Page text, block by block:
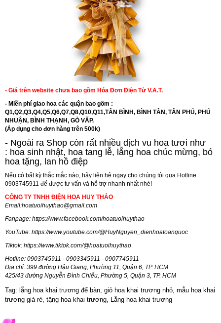
- Giá trên website chưa bao gồm Hóa Đơn Điện Tử V.A.T.
- Miễn phí giao hoa các quận bao gồm :
Q1,Q2,Q3,Q4,Q5,Q6,Q7,Q8,Q10,Q11,TÂN BÌNH, BÌNH TÂN, TÂN PHÚ, PHÚ
NHUẬN, BÌNH THẠNH, GÒ VẤP.
(Áp dụng cho đơn hàng trên 500k)
- Ngoài ra Shop còn rất nhiều dịch vu hoa tươi như
: hoa sinh nhật, hoa tang lễ, lẵng hoa chúc mừng, bó
hoa tặng, lan hồ điệp
Nếu có bất kỳ thắc mắc nào, hãy liên hệ ngay cho chúng tôi qua Hotline
0903745911 để được tư vấn và hỗ trợ nhanh nhất nhé!
CÔNG TY TNHH ĐIỆN HOA HUY THẢO
Email:hoatuoihuythao@gmail.com
Fanpage: https://www.facebook.com/hoatuoihuythao
YouTube: https://www.youtube.com/@HuyNguyen_dienhoatoanquoc
Tiktok: https://www.tiktok.com/@hoatuoihuythao
Hotline: 0903745911 - 0903345911 - 0907745911
Địa chỉ: 399 đường Hậu Giang, Phường 11, Quận 6, TP. HCM
425/43 đường Nguyễn Đình Chiểu, Phường 5, Quận 3, TP. HCM
Tag: lẵng hoa khai trương để bàn, giỏ hoa khai trương nhỏ, mẫu hoa khai
trương giá rẻ, tặng hoa khai trương, Lẵng hoa khai trương